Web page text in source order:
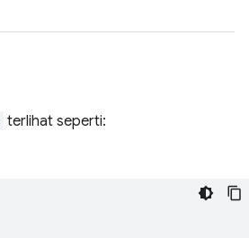
terlihat seperti: